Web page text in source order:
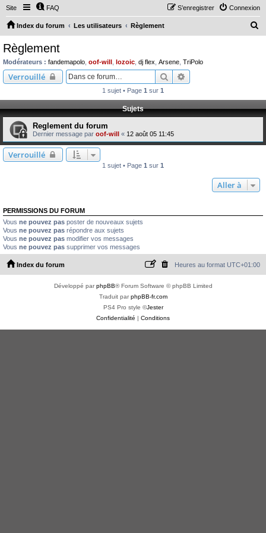
Site FAQ Connexion
S’enregistrer
Index du forum Les utilisateurs Règlement
c
Règlement
Modérateurs : fandemapolo oof-will lozoic dj flex Arsene TriPolo
Verrouillé Rechercher
1 sujet • Page 1 sur 1
Sujets
Reglement du forum
Dernier message par oof-will « 12 août 05 11:45
Verrouillé
1 sujet • Page 1 sur 1
Aller à
PERMISSIONS DU FORUM
Vous ne pouvez pas poster de nouveaux sujets
Vous ne pouvez pas répondre aux sujets
Vous ne pouvez pas modifier vos messages
Vous ne pouvez pas supprimer vos messages
Index du forum Heures au format UTC+01:00
Développé parphpBB® Forum Software © phpBB Limited
Traduit parphpBB-fr.com
PS4 Pro style ©Jester
Confidentialité | Conditions